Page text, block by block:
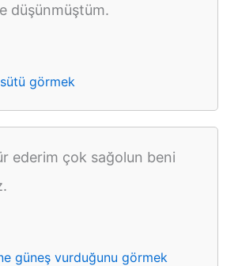
düşünmüştüm.
görmek
ederim çok sağolun beni
güneş vurduğunu görmek